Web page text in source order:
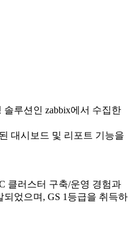
루션인 zabbix에서 수집한
대시보드 및 리포트 기능을
클러스터 구축/운영 경험과
었으며, GS 1등급을 취득하